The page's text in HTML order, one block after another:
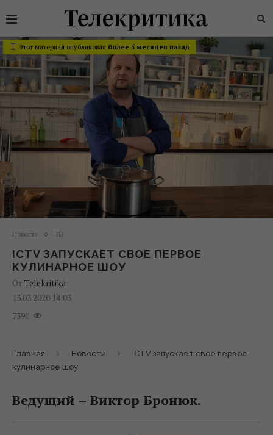
Этот материал опубликован более 5 месяцев назад
Новости ТВ
ICTV ЗАПУСКАЕТ СВОЕ ПЕРВОЕ
КУЛИНАРНОЕ ШОУ
От Telekritika
13.03.2020 14:03
7390
Главная Новости
ICTV запускает свое первое
кулинарное шоу
Ведущий – Виктор Бронюк.